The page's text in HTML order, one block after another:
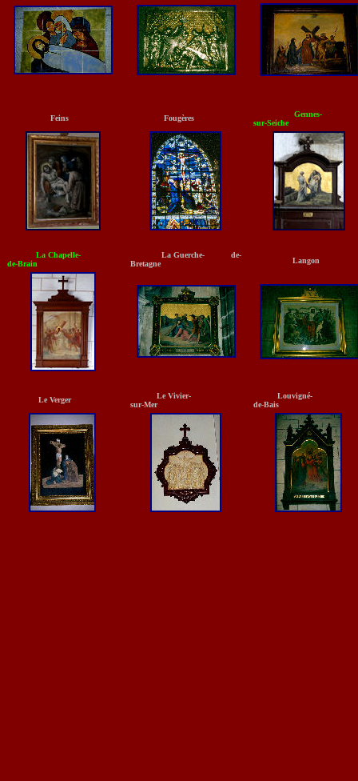
Feins Fougères
Gennes-
sur-Seiche
La Chapelle-
de-Brain
La Guerche- de-
Bretagne
Langon
Le Verger
Le Vivier-
sur-Mer
de-Bais